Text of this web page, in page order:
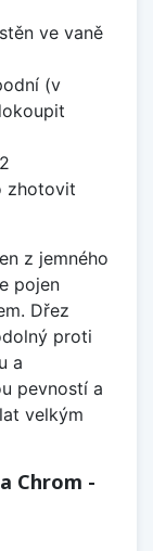
ve vaně
(v
zhotovit
z jemného
pojen
Dřez
proti
a
pevností a
velkým
Chrom -